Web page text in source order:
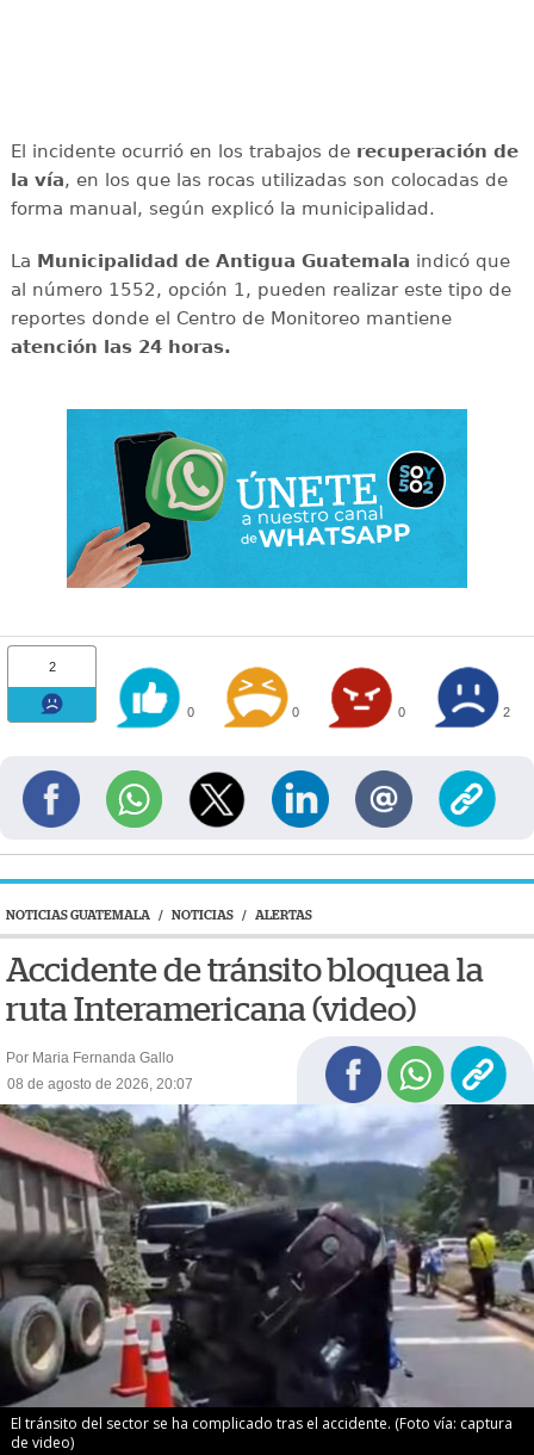
El incidente ocurrió en los trabajos de recuperación de
la vía, en los que las rocas utilizadas son colocadas de
forma manual, según explicó la municipalidad.
La Municipalidad de Antigua Guatemala indicó que
al número 1552, opción 1, pueden realizar este tipo de
reportes donde el Centro de Monitoreo mantiene
atención las 24 horas.
2
0 0 0 2
NOTICIAS GUATEMALA / NOTICIAS / ALERTAS
Accidente de tránsito bloquea la
ruta Interamericana (video)
Por Maria Fernanda Gallo
08 de agosto de 2026, 20:07
El tránsito del sector se ha complicado tras el accidente. (Foto vía: captura
de video)